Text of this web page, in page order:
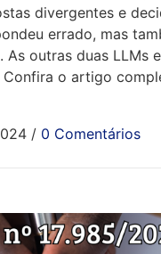
divergentes e
errado, mas
As outras duas LLMs
Confira o artigo
/ 0 Comentários